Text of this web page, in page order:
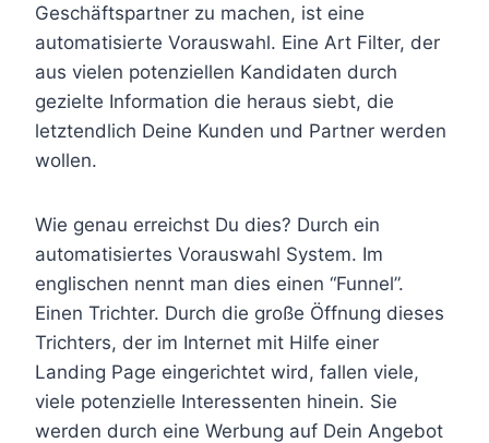
Geschäftspartner zu machen, ist eine
automatisierte Vorauswahl. Eine Art Filter, der
aus vielen potenziellen Kandidaten durch
gezielte Information die heraus siebt, die
letztendlich Deine Kunden und Partner werden
wollen.
Wie genau erreichst Du dies? Durch ein
automatisiertes Vorauswahl System. Im
englischen nennt man dies einen “Funnel”.
Einen Trichter. Durch die große Öffnung dieses
Trichters, der im Internet mit Hilfe einer
Landing Page eingerichtet wird, fallen viele,
viele potenzielle Interessenten hinein. Sie
werden durch eine Werbung auf Dein Angebot